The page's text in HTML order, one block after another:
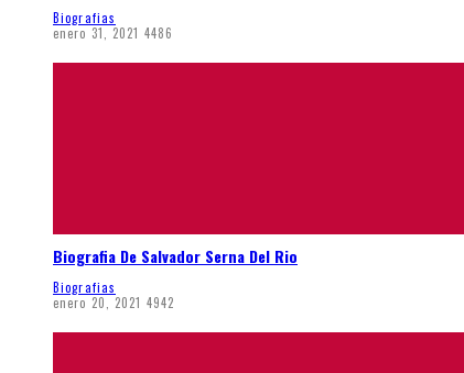
Biografias
enero 31, 2021 4486
Biografia De Salvador Serna Del Rio
Biografias
enero 20, 2021 4942